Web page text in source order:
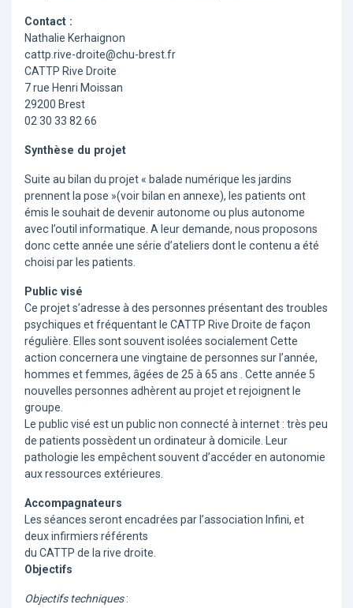
Contact :
Nathalie Kerhaignon
cattp.rive-droite@chu-brest.fr
CATTP Rive Droite
7 rue Henri Moissan
29200 Brest
02 30 33 82 66
Synthèse du projet
Suite au bilan du projet « balade numérique les jardins
prennent la pose »(voir bilan en annexe), les patients ont
émis le souhait de devenir autonome ou plus autonome
avec l’outil informatique. A leur demande, nous proposons
donc cette année une série d’ateliers dont le contenu a été
choisi par les patients.
Public visé
Ce projet s’adresse à des personnes présentant des troubles
psychiques et fréquentant le CATTP Rive Droite de façon
régulière. Elles sont souvent isolées socialement Cette
action concernera une vingtaine de personnes sur l’année,
hommes et femmes, âgées de 25 à 65 ans . Cette année 5
nouvelles personnes adhèrent au projet et rejoignent le
groupe.
Le public visé est un public non connecté à internet : très peu
de patients possèdent un ordinateur à domicile. Leur
pathologie les empêchent souvent d’accéder en autonomie
aux ressources extérieures.
Accompagnateurs
Les séances seront encadrées par l’association Infini, et
deux infirmiers référents
du CATTP de la rive droite.
Objectifs
Objectifs techniques: